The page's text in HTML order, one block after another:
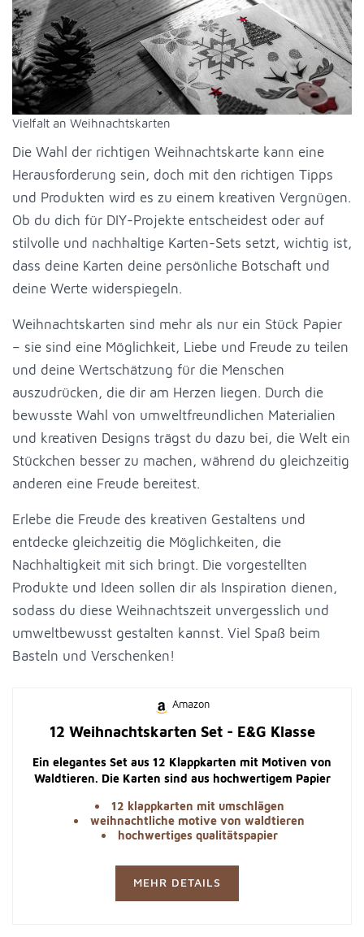
Vielfalt an Weihnachtskarten
Die Wahl der richtigen Weihnachtskarte kann eine
Herausforderung sein, doch mit den richtigen Tipps
und Produkten wird es zu einem kreativen Vergnügen.
Ob du dich für DIY-Projekte entscheidest oder auf
stilvolle und nachhaltige Karten-Sets setzt, wichtig ist,
dass deine Karten deine persönliche Botschaft und
deine Werte widerspiegeln.
Weihnachtskarten sind mehr als nur ein Stück Papier
– sie sind eine Möglichkeit, Liebe und Freude zu teilen
und deine Wertschätzung für die Menschen
auszudrücken, die dir am Herzen liegen. Durch die
bewusste Wahl von umweltfreundlichen Materialien
und kreativen Designs trägst du dazu bei, die Welt ein
Stückchen besser zu machen, während du gleichzeitig
anderen eine Freude bereitest.
Erlebe die Freude des kreativen Gestaltens und
entdecke gleichzeitig die Möglichkeiten, die
Nachhaltigkeit mit sich bringt. Die vorgestellten
Produkte und Ideen sollen dir als Inspiration dienen,
sodass du diese Weihnachtszeit unvergesslich und
umweltbewusst gestalten kannst. Viel Spaß beim
Basteln und Verschenken!
Amazon
12 Weihnachtskarten Set - E&G Klasse
Ein elegantes Set aus 12 Klappkarten mit Motiven von
Waldtieren. Die Karten sind aus hochwertigem Papier
12 klappkarten mit umschlägen
weihnachtliche motive von waldtieren
hochwertiges qualitätspapier
MEHR DETAILS